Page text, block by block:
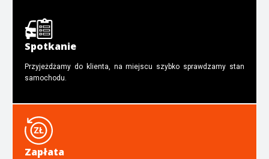
Spotkanie
Przyjeżdżamy do klienta, na miejscu szybko sprawdzamy stan
samochodu.
Zapłata